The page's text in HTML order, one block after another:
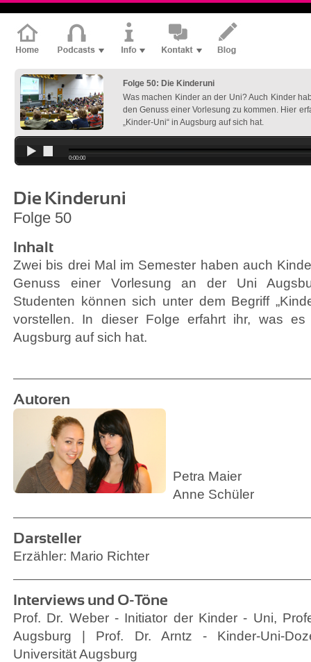
Folge 50: Die Kinderuni
Was machen Kinder an der Uni? Auch Kinder
den Genuss einer Vorlesung zu kommen. Hier
„Kinder-Uni“ in Augsburg auf sich hat.
0:00:00
Die Kinderuni
Folge 50
Inhalt
Zwei bis drei Mal im Semester haben auch
Genuss einer Vorlesung an der Uni
Studenten können sich unter dem Begriff
vorstellen. In dieser Folge erfahrt ihr, was es
Augsburg auf sich hat.
Autoren
Petra Maier
Anne Schüler
Darsteller
Erzähler: Mario Richter
Interviews und O-Töne
Prof. Dr. Weber - Initiator der Kinder - Uni,
Augsburg | Prof. Dr. Arntz - Kinder-Uni-
Universität Augsburg